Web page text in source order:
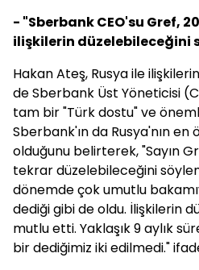
- "Sberbank CEO'su Gref,
ilişkilerin düzelebileceğini
Hakan Ateş, Rusya ile
de Sberbank Üst Yöneticisi
tam bir "Türk dostu" ve
Sberbank'ın da Rusya'nın
olduğunu belirterek, "Sayın
tekrar düzelebileceğini
dönemde çok umutlu
dediği gibi de oldu. İlişkilerin
mutlu etti. Yaklaşık 9 aylık
bir dediğimiz iki edilmedi."